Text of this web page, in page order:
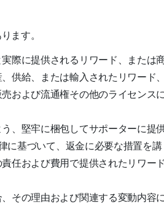
ます。
際に提供されるリワード、または
供給、または輸入されたリワード
および流通権その他のライセンス
、堅牢に梱包してサポーターに提
に基づいて、返金に必要な措置を
任および費用で提供されたリワー
その理由および関連する変動内容